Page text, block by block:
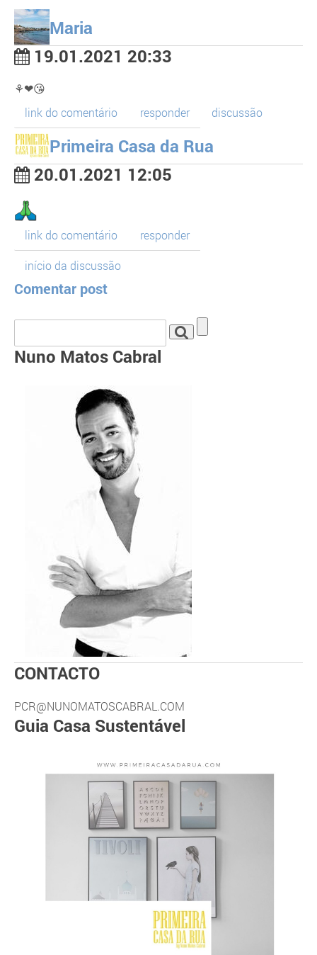
Maria
19.01.2021 20:33
⚘❤😘
link do comentário
responder discussão
Primeira Casa da Rua
20.01.2021 12:05
link do comentário responder
início da discussão
Comentar post
Nuno Matos Cabral
CONTACTO
PCR@NUNOMATOSCABRAL.COM
Guia Casa Sustentável